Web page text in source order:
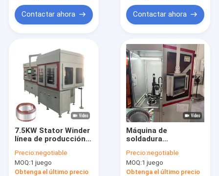
Contactar ahora Contactar ahora
7.5KW Stator Winder
línea de producción
cuerda automática
de alfiler
Precio:negotiable
MOQ:1 juego
Obtenga el último precio
Máquina de
soldadura
girador de estator
pantalla táctil LCD
Precio:negotiable
MOQ:1 juego
Obtenga el último precio